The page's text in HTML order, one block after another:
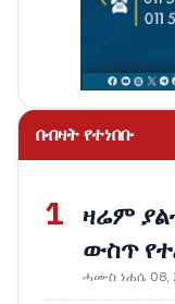
በብዛት የተነበቡ
1 ዛሬም
ውስጥ
ሓሙስ ነሐሴ 08,